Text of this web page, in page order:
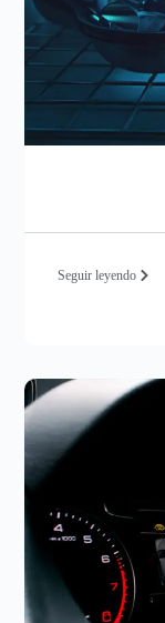
Seguir leyendo